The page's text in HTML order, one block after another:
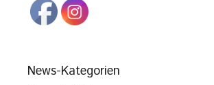
News-Kategorien